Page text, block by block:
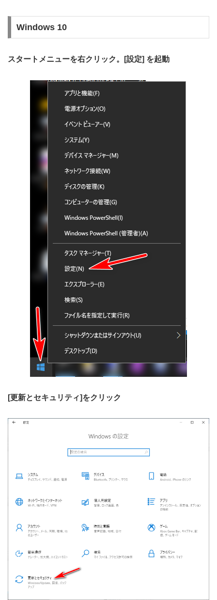
Windows 10
スタートメニューを右クリック。[設定] を起動
[更新とセキュリティ]をクリック